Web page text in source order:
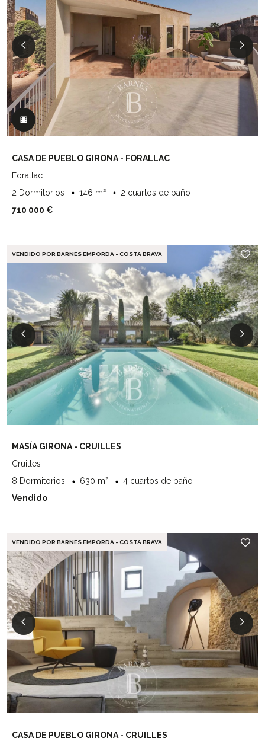
CASA DE PUEBLO GIRONA - FORALLAC
Forallac
2 Dormitorios
146 m²
2 cuartos de baño
710 000 €
VENDIDO POR BARNES EMPORDA - COSTA BRAVA
MASÍA GIRONA - CRUILLES
Cruilles
8 Dormitorios
630 m²
4 cuartos de baño
Vendido
VENDIDO POR BARNES EMPORDA - COSTA BRAVA
CASA DE PUEBLO GIRONA - CRUILLES